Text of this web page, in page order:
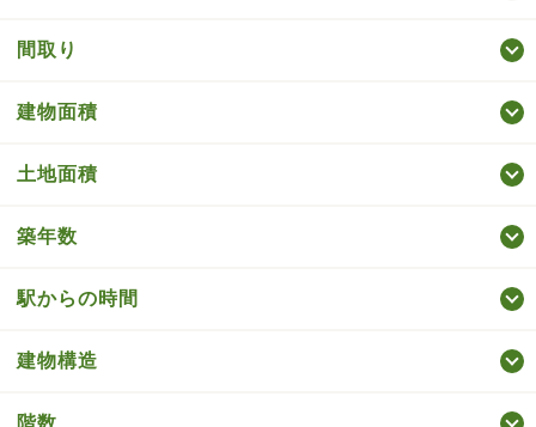
間取り
建物面積
土地面積
築年数
駅からの時間
建物構造
階数